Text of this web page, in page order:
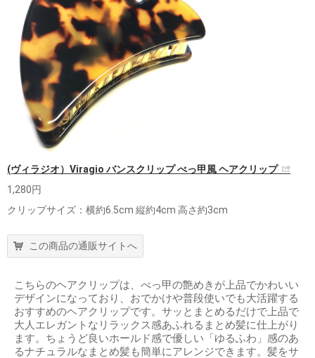
(ヴィラジオ）Viragio バンスクリップ べっ甲風 ヘアクリップ
1,280円
クリップサイズ：横約6.5cm 縦約4cm 高さ約3cm
この商品の通販サイトへ
こちらのヘアクリップは、べっ甲の艶めきが上品でかわいい
デザインになっており、おでかけや普段使いでも大活躍する
おすすめのヘアクリップです。サッとまとめるだけで上品で
大人エレガントなリラックス感あふれるまとめ髪に仕上がり
ます。ちょうど良いホールド感で優しい「ゆるふわ」感のあ
るナチュラルなまとめ髪も簡単にアレンジできます。髪をサ